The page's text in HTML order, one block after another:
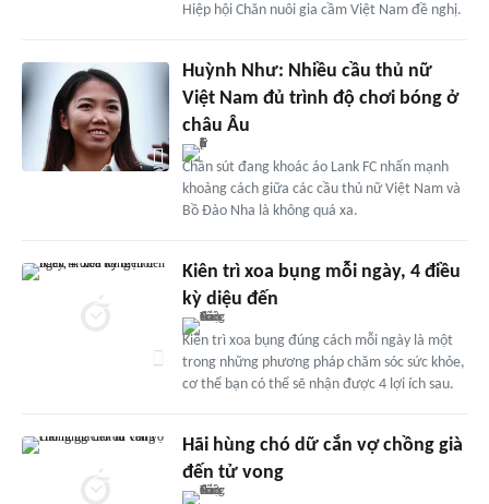
Hiệp hội Chăn nuôi gia cầm Việt Nam đề nghị.
Huỳnh Như: Nhiều cầu thủ nữ
Việt Nam đủ trình độ chơi bóng ở
châu Âu
Chân sút đang khoác áo Lank FC nhấn mạnh
khoảng cách giữa các cầu thủ nữ Việt Nam và
Bồ Đào Nha là không quá xa.
Kiên trì xoa bụng mỗi ngày, 4 điều
kỳ diệu đến
Kiên trì xoa bụng đúng cách mỗi ngày là một
trong những phương pháp chăm sóc sức khỏe,
cơ thể bạn có thể sẽ nhận được 4 lợi ích sau.
Hãi hùng chó dữ cắn vợ chồng già
đến tử vong